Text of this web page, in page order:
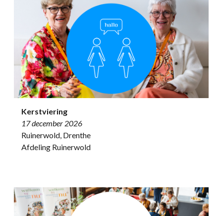
Kerstviering
17 december 2026
Ruinerwold, Drenthe
Afdeling Ruinerwold